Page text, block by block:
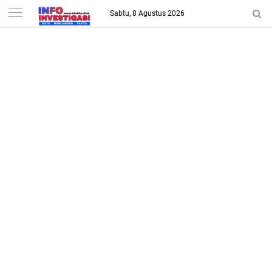
-->
Sabtu, 8 Agustus 2026